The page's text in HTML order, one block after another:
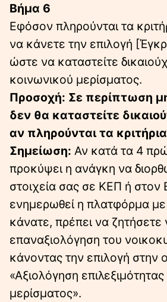
Βήμα 6
Εφόσον πληρούνται τα
να κάνετε την επιλογή
ώστε να καταστείτε
κοινωνικού μερίσματος.
Προσοχή: Σε περίπτωση
δεν θα καταστείτε
αν πληρούνται τα
Σημείωση: Αν κατά τα 4
προκύψει η ανάγκη να
στοιχεία σας σε ΚΕΠ ή στον
ενημερωθεί η πλατφόρμα με
κάνατε, πρέπει να ζητήσετε
επαναξιολόγηση του
κάνοντας την επιλογή στην
«Αξιολόγηση
μερίσματος».